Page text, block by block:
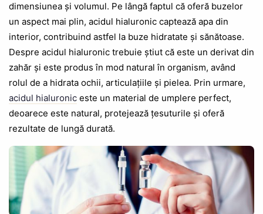
dimensiunea și volumul. Pe lângă faptul că oferă buzelor
un aspect mai plin, acidul hialuronic captează apa din
interior, contribuind astfel la buze hidratate și sănătoase.
Despre acidul hialuronic trebuie știut că este un derivat din
zahăr și este produs în mod natural în organism, având
rolul de a hidrata ochii, articulațiile și pielea. Prin urmare,
acidul hialuronic este un material de umplere perfect,
deoarece este natural, protejează țesuturile și oferă
rezultate de lungă durată.